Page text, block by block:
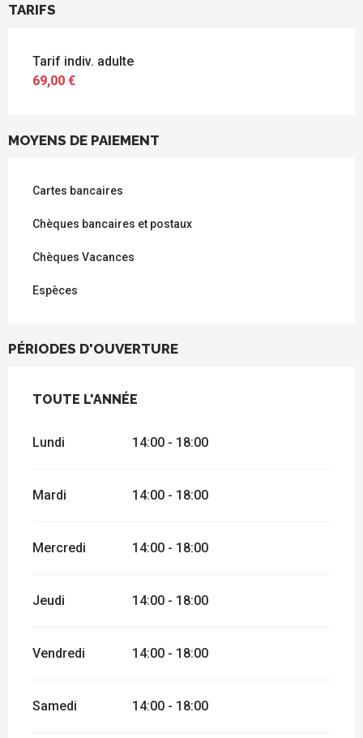
TARIFS
Tarif indiv. adulte
69,00 €
MOYENS DE PAIEMENT
Cartes bancaires
Chèques bancaires et postaux
Chèques Vacances
Espèces
PÉRIODES D'OUVERTURE
TOUTE L'ANNÉE
TOUTE L'ANNÉE
Lundi 14:00 - 18:00
Mardi 14:00 - 18:00
Mercredi 14:00 - 18:00
Jeudi 14:00 - 18:00
Vendredi 14:00 - 18:00
Samedi 14:00 - 18:00